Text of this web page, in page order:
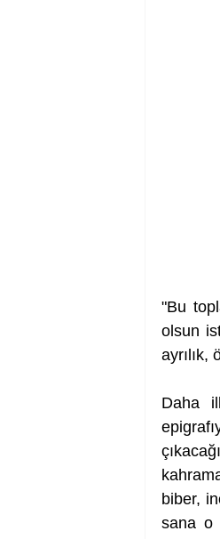
"Bu
olsun
ayrılık,
Daha
biber,
sana o